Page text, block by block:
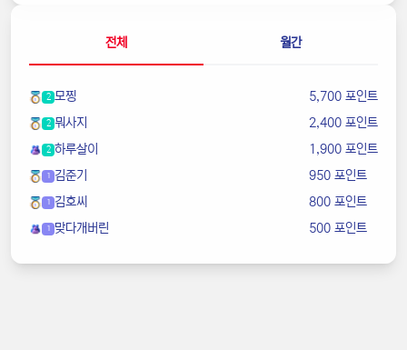
전체 월간
2 모찡 5,700 포인트
2 뭐사지 2,400 포인트
2 하루살이 1,900 포인트
1 김준기 950 포인트
1 김호씨 800 포인트
1 맞다개버린 500 포인트